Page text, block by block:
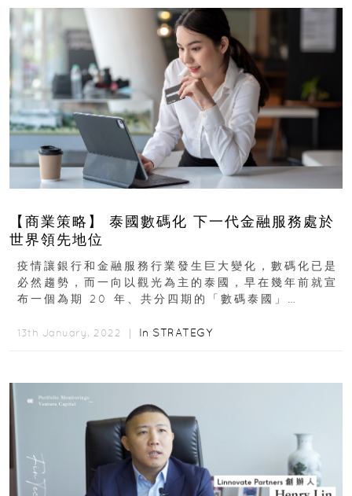
【商業策略】 泰國數碼化 下一代金融服務處於
世界領先地位
疫情讓銀行和金融服務行業發生巨大變化，數碼化已是
必然趨勢，而一向以觀光為主的泰國，早在幾年前就宣
布一個為期 20 年、共分四期的「數碼泰國」
13th January, 2022 ｜ In STRATEGY